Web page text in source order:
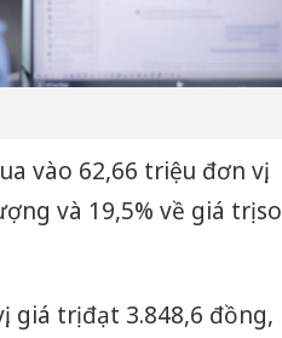
vào 62,66 triệu đơn vị,
và 19,5% về giá trị so
giá trị đạt 3.848,6 đồng,